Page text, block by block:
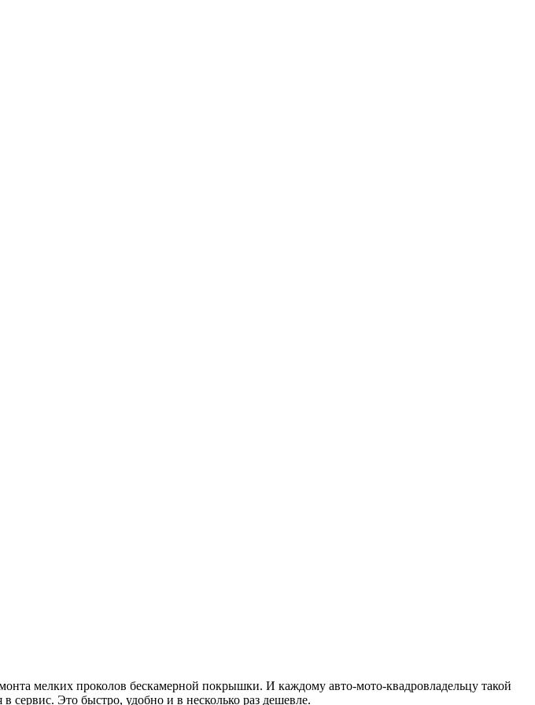
мелких проколов бескамерной покрышки. И каждому авто-мото-квадровладельцу такой
сервис. Это быстро, удобно и в несколько раз дешевле.